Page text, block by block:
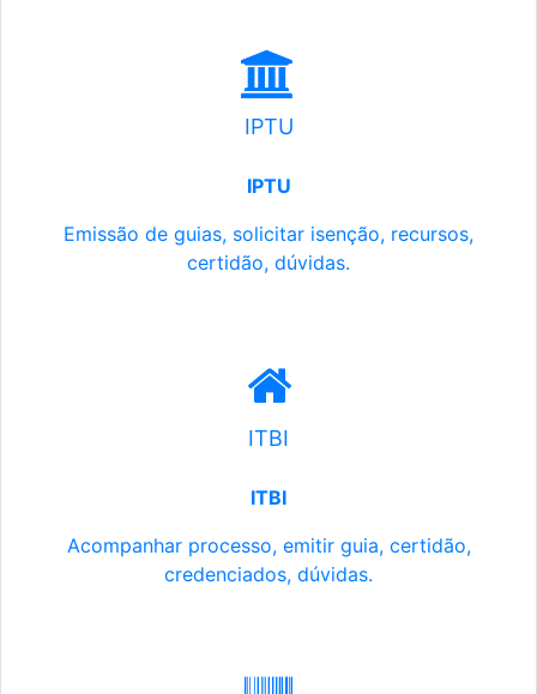
IPTU
IPTU
Emissão de guias, solicitar isenção, recursos,
certidão, dúvidas.
ITBI
ITBI
Acompanhar processo, emitir guia, certidão,
credenciados, dúvidas.